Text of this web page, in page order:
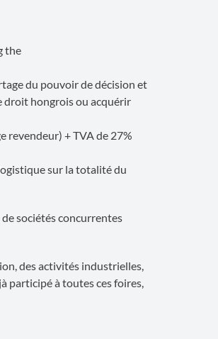
the
du pouvoir de décision et
droit hongrois ou acquérir
revendeur) + TVA de 27%
sur la totalité du
sociétés concurrentes
des activités industrielles,
participé à toutes ces foires,